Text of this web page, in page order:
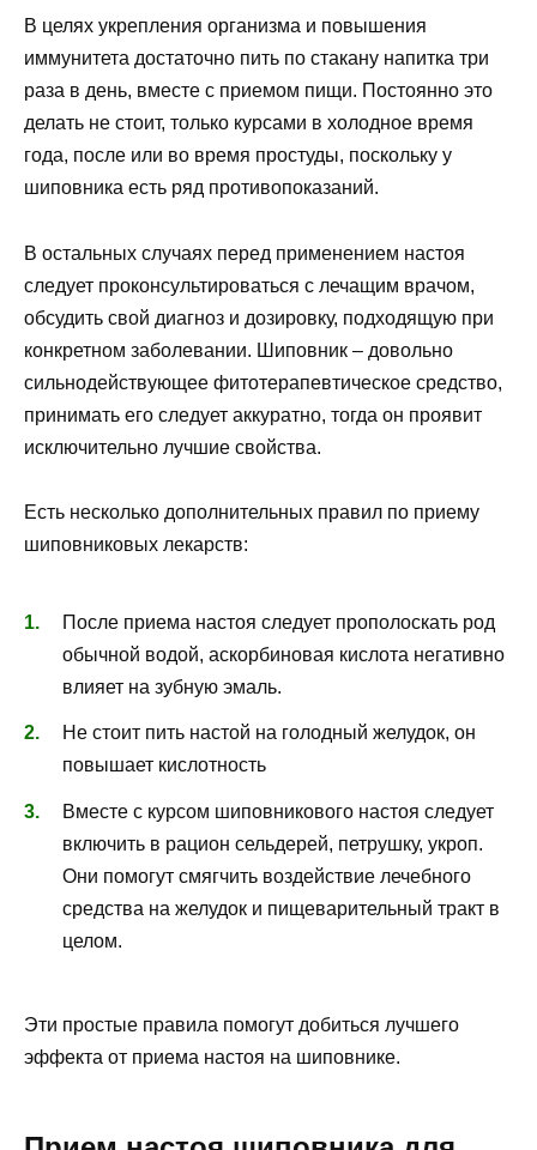
В целях укрепления организма и повышения
иммунитета достаточно пить по стакану напитка три
раза в день, вместе с приемом пищи. Постоянно это
делать не стоит, только курсами в холодное время
года, после или во время простуды, поскольку у
шиповника есть ряд противопоказаний.
В остальных случаях перед применением настоя
следует проконсультироваться с лечащим врачом,
обсудить свой диагноз и дозировку, подходящую при
конкретном заболевании. Шиповник – довольно
сильнодействующее фитотерапевтическое средство,
принимать его следует аккуратно, тогда он проявит
исключительно лучшие свойства.
Есть несколько дополнительных правил по приему
шиповниковых лекарств:
После приема настоя следует прополоскать род
обычной водой, аскорбиновая кислота негативно
влияет на зубную эмаль.
Не стоит пить настой на голодный желудок, он
повышает кислотность
Вместе с курсом шиповникового настоя следует
включить в рацион сельдерей, петрушку, укроп.
Они помогут смягчить воздействие лечебного
средства на желудок и пищеварительный тракт в
целом.
Эти простые правила помогут добиться лучшего
эффекта от приема настоя на шиповнике.